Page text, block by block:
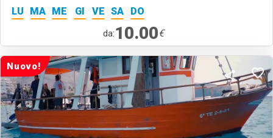
deambulatori nel sud di Tenerife.
LU MA ME GI VE SA DO
da:10.00€
Nuovo!